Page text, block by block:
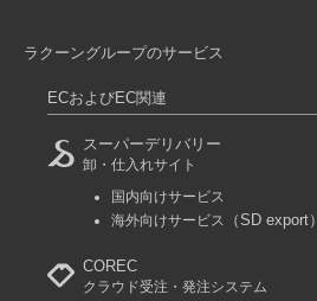
ラクーングループのサービス
ECおよびEC関連
スーパーデリバリー
卸・仕入れサイト
国内向けサービス
海外向けサービス
（SD export）
COREC
クラウド受注・発注システム